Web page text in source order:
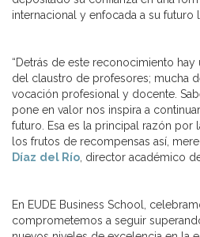
internacional y enfocada a su futuro
“Detrás de este reconocimiento
del claustro de profesores; mucha
vocación profesional y docente.
pone en valor nos inspira a
futuro. Esa es la principal razón por
los frutos de recompensas así,
Díaz del Río , director académico
En EUDE Business School,
comprometemos a seguir